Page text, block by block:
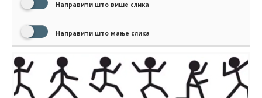
Направити што више слика
Направити што мање слика